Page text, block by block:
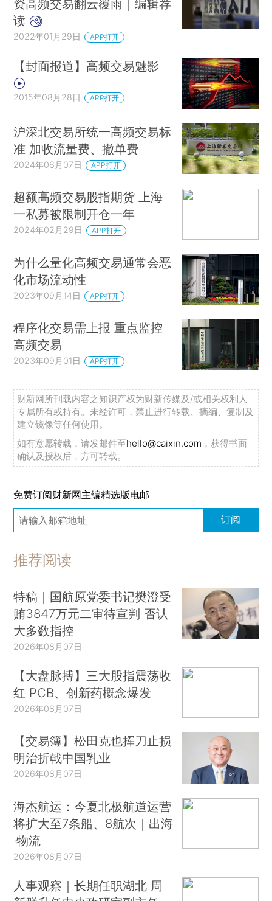
资高频交易翻云覆雨｜编辑荐
读
2022年01月29日 APP打开
【封面报道】高频交易魅影
2015年08月28日 APP打开
沪深北交易所统一高频交易标
准 加收流量费、撤单费
2024年06月07日 APP打开
超额高频交易股指期货 上海
一私募被限制开仓一年
2024年02月29日 APP打开
为什么量化高频交易通常会恶
化市场流动性
2023年09月14日 APP打开
程序化交易需上报 重点监控
高频交易
2023年09月01日 APP打开
财新网所刊载内容之知识产权为财新传媒及/或相关权利人
专属所有或持有。未经许可，禁止进行转载、摘编、复制及
建立镜像等任何使用。
如有意愿转载，请发邮件至hello@caixin.com ，获得书面
确认及授权后，方可转载。
免费订阅财新网主编精选版电邮
订阅
推荐阅读
特稿｜国航原党委书记樊澄受
贿3847万元二审待宣判 否认
大多数指控
2026年08月07日
【大盘脉搏】三大股指震荡收
红 PCB、创新药概念爆发
2026年08月07日
【交易簿】松田克也挥刀止损
明治折戟中国乳业
2026年08月07日
海杰航运：今夏北极航道运营
将扩大至7条船、8航次｜出海
·物流
2026年08月07日
人事观察｜长期任职湖北 周